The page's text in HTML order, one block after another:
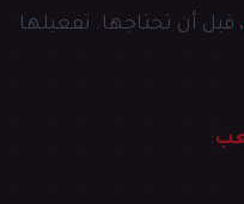
، قبل أن تحتاجها. تفعيلها
: